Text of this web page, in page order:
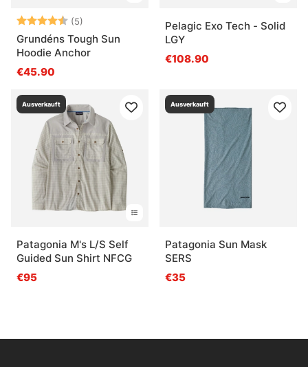
Bewertung:(5)
4.8 von 5 Sternen
Grundéns Tough Sun
Hoodie Anchor
€45.90
Pelagic Exo Tech - Solid
LGY
€108.90
Ausverkauft
Patagonia M's L/S Self
Guided Sun Shirt NFCG
€95
Ausverkauft
Patagonia Sun Mask
SERS
€35